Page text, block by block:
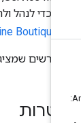
כדי לנהל ולהגן
Online Boutique